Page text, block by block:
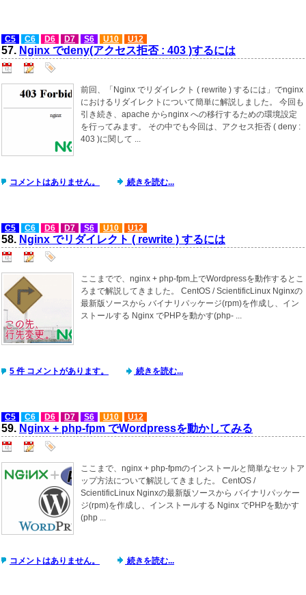
C5 C6 D6 D7 S6 U10 U12
57. Nginx でdeny(アクセス拒否 : 403 )するには
前回、「Nginx でリダイレクト ( rewrite ) するには」でnginx
におけるリダイレクトについて簡単に解説しました。 今回も
引き続き、apache からnginx への移行するための環境設定
を行ってみます。 その中でも今回は、アクセス拒否 ( deny :
403 )に関して ...
コメントはありません。 続きを読む...
C5 C6 D6 D7 S6 U10 U12
58. Nginx でリダイレクト ( rewrite ) するには
ここまでで、nginx + php-fpm上でWordpressを動作するとこ
ろまで解説してきました。 CentOS / ScientificLinux Nginxの
最新版ソースから バイナリパッケージ(rpm)を作成し、イン
ストールする Nginx でPHPを動かす(php- ...
5 件 コメントがあります。 続きを読む...
C5 C6 D6 D7 S6 U10 U12
59. Nginx + php-fpm でWordpressを動かしてみる
ここまで、nginx + php-fpmのインストールと簡単なセットア
ップ方法について解説してきました。 CentOS /
ScientificLinux Nginxの最新版ソースから バイナリパッケー
ジ(rpm)を作成し、インストールする Nginx でPHPを動かす
(php ...
コメントはありません。 続きを読む...